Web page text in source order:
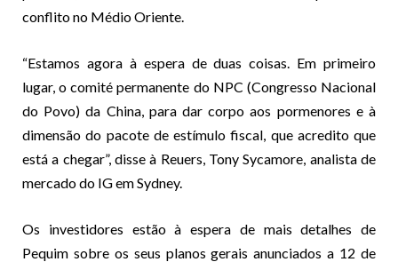
conflito no Médio Oriente.
“Estamos agora à espera de duas coisas. Em primeiro
lugar, o comité permanente do NPC (Congresso Nacional
do Povo) da China, para dar corpo aos pormenores e à
dimensão do pacote de estímulo fiscal, que acredito que
está a chegar”, disse à Reuers, Tony Sycamore, analista de
mercado do IG em Sydney.
Os investidores estão à espera de mais detalhes de
Pequim sobre os seus planos gerais anunciados a 12 de